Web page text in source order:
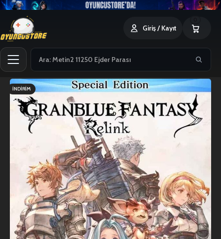
Giriş / Kayıt
İNDIRIM
SATILDI